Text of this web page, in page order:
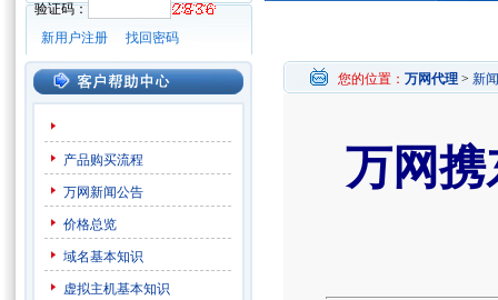
验证码：
新用户注册
找回密码
产品购买流程
万网新闻公告
价格总览
域名基本知识
虚拟主机基本知识
您的位置： 万网代理 > 新
万网